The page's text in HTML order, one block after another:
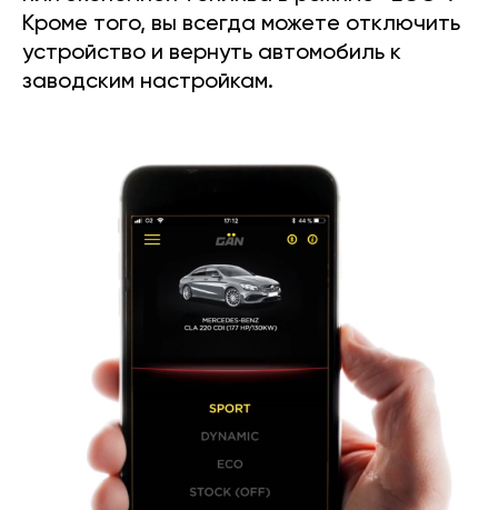
Кроме того, вы всегда можете отключить
устройство и вернуть автомобиль к
заводским настройкам.